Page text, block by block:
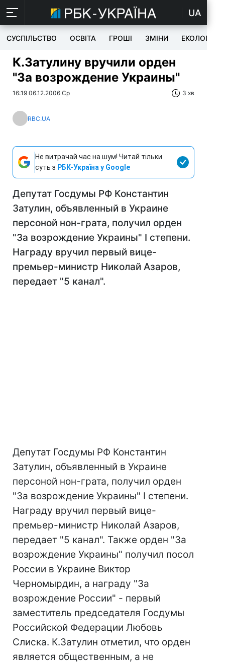
UA
СУСПІЛЬСТВО ОСВІТА ГРОШІ ЗМІНИ ЕКОЛОГІЯ
К.Затулину вручили орден
"За возрождение Украины"
16:19 06.12.2006 Ср 3 хв
RBC.UA
Не витрачай час на шум! Читай тільки
суть з РБК-Україна у Google
Депутат Госдумы РФ Константин
Затулин, объявленный в Украине
персоной нон-грата, получил орден
"За возрождение Украины" I степени.
Награду вручил первый вице-
премьер-министр Николай Азаров,
передает "5 канал".
Депутат Госдумы РФ Константин
Затулин, объявленный в Украине
персоной нон-грата, получил орден
"За возрождение Украины" I степени.
Награду вручил первый вице-
премьер-министр Николай Азаров,
передает "5 канал". Также орден "За
возрождение Украины" получил посол
России в Украине Виктор
Черномырдин, а награду "За
возрождение России" - первый
заместитель председателя Госдумы
Российской Федерации Любовь
Слиска. К.Затулин отметил, что орден
является общественным, а не